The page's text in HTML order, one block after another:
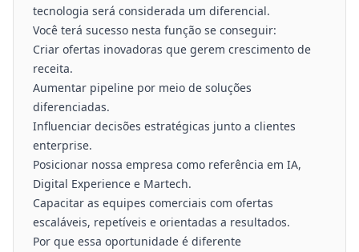
tecnologia será considerada um diferencial.
Você terá sucesso nesta função se conseguir:
Criar ofertas inovadoras que gerem crescimento de
receita.
Aumentar pipeline por meio de soluções
diferenciadas.
Influenciar decisões estratégicas junto a clientes
enterprise.
Posicionar nossa empresa como referência em IA,
Digital Experience e Martech.
Capacitar as equipes comerciais com ofertas
escaláveis, repetíveis e orientadas a resultados.
Por que essa oportunidade é diferente